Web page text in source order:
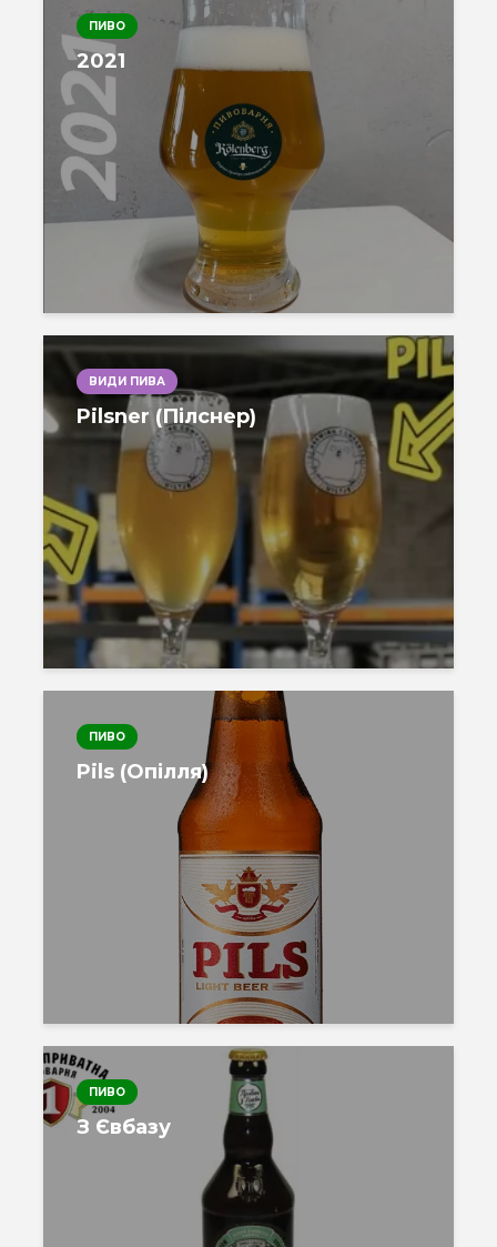
ПИВО
2021
ВИДИ ПИВА
Pilsner (Пілснер)
ПИВО
Pils (Опілля)
ПИВО
З Євбазу